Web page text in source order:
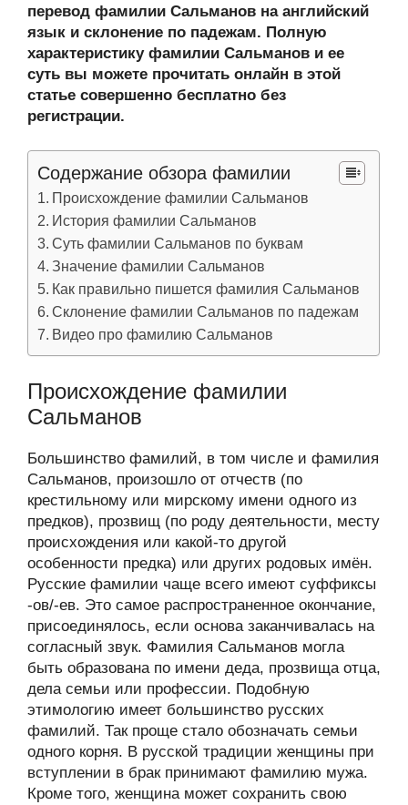
перевод фамилии Сальманов на английский
язык и склонение по падежам. Полную
характеристику фамилии Сальманов и ее
суть вы можете прочитать онлайн в этой
статье совершенно бесплатно без
регистрации.
Содержание обзора фамилии
Происхождение фамилии Сальманов
История фамилии Сальманов
Суть фамилии Сальманов по буквам
Значение фамилии Сальманов
Как правильно пишется фамилия Сальманов
Склонение фамилии Сальманов по падежам
Видео про фамилию Сальманов
Происхождение фамилии
Сальманов
Большинство фамилий, в том числе и фамилия
Сальманов, произошло от отчеств (по
крестильному или мирскому имени одного из
предков), прозвищ (по роду деятельности, месту
происхождения или какой-то другой
особенности предка) или других родовых имён.
Русские фамилии чаще всего имеют суффиксы
-ов/-ев. Это самое распространенное окончание,
присоединялось, если основа заканчивалась на
согласный звук. Фамилия Сальманов могла
быть образована по имени деда, прозвища отца,
дела семьи или профессии. Подобную
этимологию имеет большинство русских
фамилий. Так проще стало обозначать семьи
одного корня. В русской традиции женщины при
вступлении в брак принимают фамилию мужа.
Кроме того, женщина может сохранить свою